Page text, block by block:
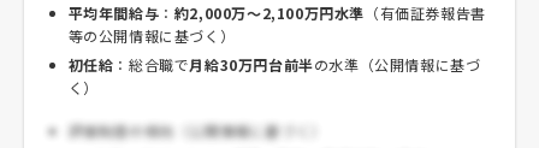
平均年間給与 ： 約2,000万〜2,100万円水準 （有価証券報告書
等の公開情報に基づく）
初任給 ：総合職で月給30万円台前半の水準（公開情報に基づ
く）
評価制度の傾向（公開情報に基づく）